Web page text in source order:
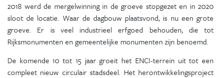
2018 werd de mergelwinning in de groeve stopgezet en in 2020
sloot de locatie. Waar de dagbouw plaatsvond, is nu een grote
groeve. Er is veel industrieel erfgoed behouden, die tot
Rijksmonumenten en gemeentelijke monumenten zijn benoemd.
De komende 10 tot 15 jaar groeit het ENCI-terrein uit tot een
compleet nieuw circulair stadsdeel. Het herontwikkelingsproject